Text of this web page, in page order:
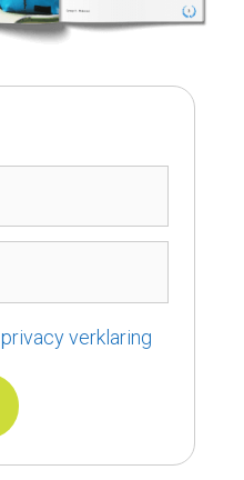
privacy verklaring